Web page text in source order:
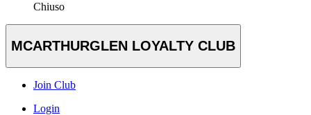
Chiuso
MCARTHURGLEN LOYALTY CLUB
Join Club
Login